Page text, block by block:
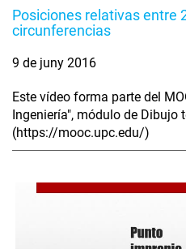
Posiciones relativas entre
circunferencias
9 de juny 2016
Este vídeo forma parte del
Ingeniería", módulo de Dibujo
(https://mooc.upc.edu/)